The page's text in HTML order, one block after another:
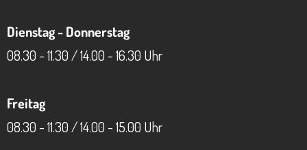
Dienstag - Donnerstag
08.30 - 11.30 / 14.00 - 16.30 Uhr
Freitag
08.30 - 11.30 / 14.00 - 15.00 Uhr